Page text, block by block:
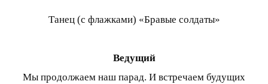
Танец (с флажками) «Бравые солдаты»
Ведущий
Мы продолжаем наш парад. И встречаем будущих